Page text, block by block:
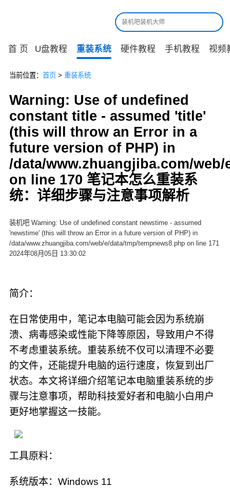
首 页 U盘教程 重装系统 硬件教程 手机教程 视频
当前位置： 首页 > 重装系统
Warning: Use of undefined
constant title - assumed 'title'
(this will throw an Error in a
future version of PHP) in
/data/www.zhuangjiba.com/
on line 170 笔记本怎么重装系
统：详细步骤与注意事项解析
装机吧 Warning: Use of undefined constant newstime - assumed
'newstime' (this will throw an Error in a future version of PHP) in
/data/www.zhuangjiba.com/web/e/data/tmp/tempnews8.php on line 171
2024年08月05日 13:30:02
简介：
在日常使用中，笔记本电脑可能会因为系统崩
溃、病毒感染或性能下降等原因，导致用户不得
不考虑重装系统。重装系统不仅可以清理不必要
的文件，还能提升电脑的运行速度，恢复到出厂
状态。本文将详细介绍笔记本电脑重装系统的步
骤与注意事项，帮助科技爱好者和电脑小白用户
更好地掌握这一技能。
工具原料：
系统版本：Windows 11